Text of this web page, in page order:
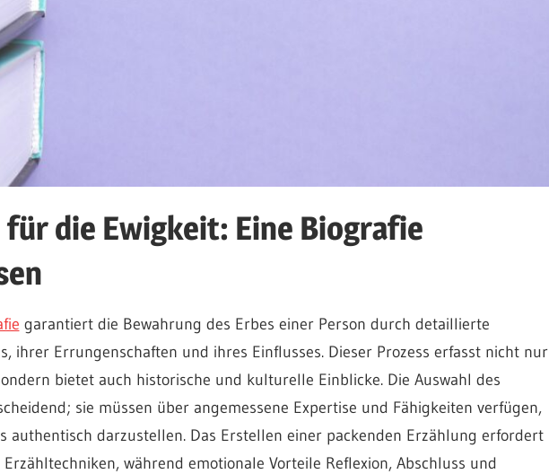
die Ewigkeit: Eine Biografie
garantiert die Bewahrung des Erbes einer Person durch detaillierte
ihrer Errungenschaften und ihres Einflusses. Dieser Prozess erfasst nicht nur
bietet auch historische und kulturelle Einblicke. Die Auswahl des
sie müssen über angemessene Expertise und Fähigkeiten verfügen,
authentisch darzustellen. Das Erstellen einer packenden Erzählung erfordert
während emotionale Vorteile Reflexion, Abschluss und